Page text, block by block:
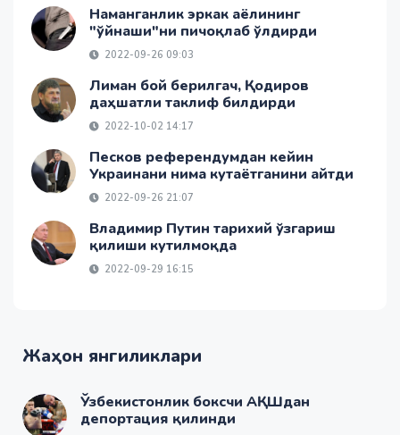
Наманганлик эркак аёлининг
"ўйнаши"ни пичоқлаб ўлдирди
2022-09-26 09:03
Лиман бой берилгач, Қодиров
даҳшатли таклиф билдирди
2022-10-02 14:17
Песков референдумдан кейин
Украинани нима кутаётганини айтди
2022-09-26 21:07
Владимир Путин тарихий ўзгариш
қилиши кутилмоқда
2022-09-29 16:15
Жаҳон янгиликлари
Ўзбекистонлик боксчи АҚШдан
депортация қилинди